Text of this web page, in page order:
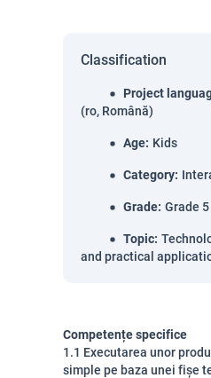
Classification
Project
(ro, Română)
Age: Kids
Category:
Grade: Grade 5
Topic:
and practical
Competențe specifice
1.1 Executarea unor
simple pe baza unei fișe